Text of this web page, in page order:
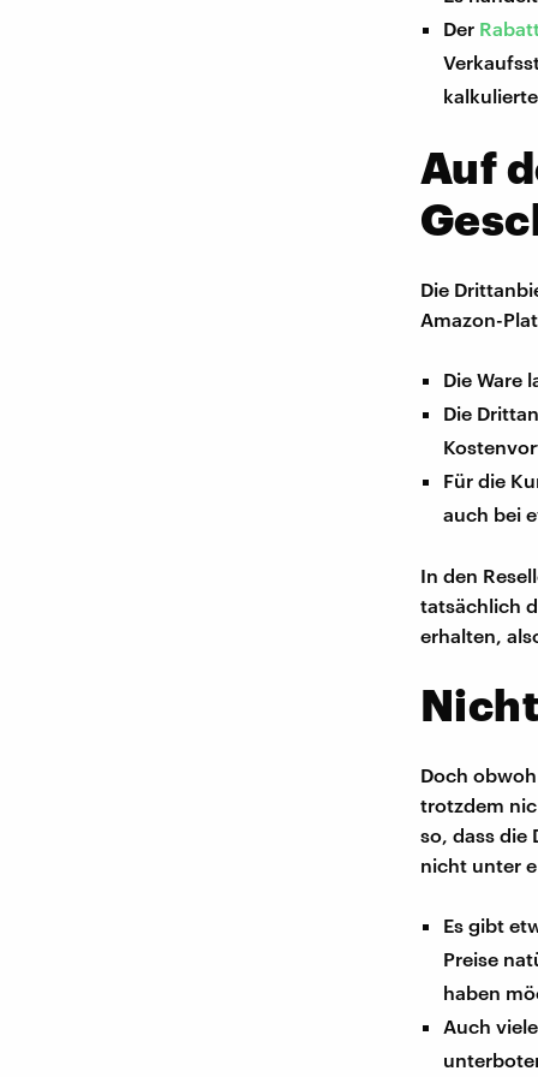
Der
Auf
Die
Amazon-
Die Ware
Die
Für die
auch bei
In den
tatsächlich
erhalten,
Doch
trotzdem
so, dass die
nicht unter
Es gibt
Preise
haben
Auch